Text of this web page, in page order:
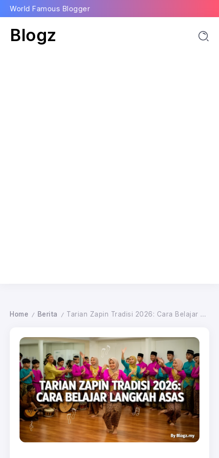
World Famous Blogger
Blogz
Home / Berita / Tarian Zapin Tradisi 2026: Cara Belajar Langkah Asas